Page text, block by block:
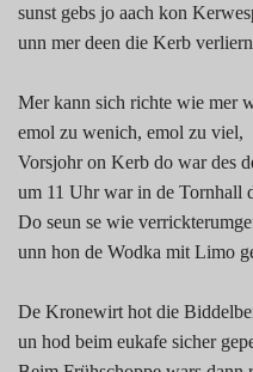
sunst gebs jo aach kon
unn mer deen die Kerb
Mer kann sich richte wie mer
emol zu wenich, emol zu viel,
Vorsjohr on Kerb do war des
um 11 Uhr war in de Tornhall
Do seun se wie
unn hon de Wodka mit Limo
De Kronewirt hot die
un hod beim eukafe sicher